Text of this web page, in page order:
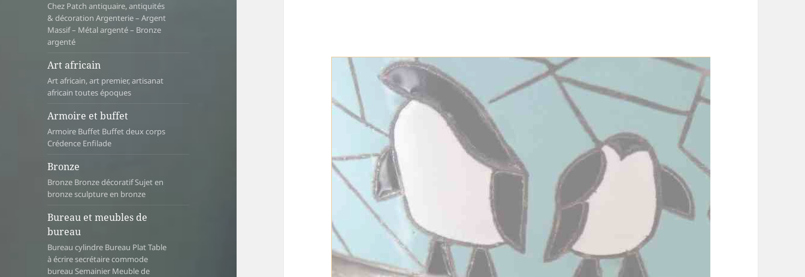
Chez Patch antiquaire, antiquités
& décoration Argenterie – Argent
Massif – Métal argenté – Bronze
argenté
Art africain
Art africain, art premier, artisanat
africain toutes époques
Armoire et buffet
Armoire Buffet Buffet deux corps
Crédence Enfilade
Bronze
Bronze Bronze décoratif Sujet en
bronze sculpture en bronze
Bureau et meubles de
bureau
Bureau cylindre Bureau Plat Table
à écrire secrétaire commode
bureau Semainier Meuble de